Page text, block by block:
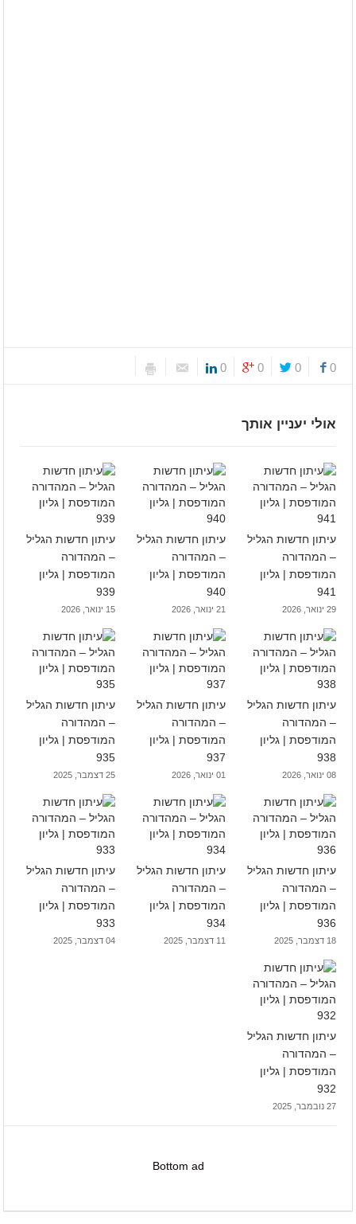
0
0
0
0
אולי יעניין אותך
עיתון חדשות הגליל
– המהדורה
המודפסת | גליון
941
29 ינואר, 2026
עיתון חדשות הגליל
– המהדורה
המודפסת | גליון
940
21 ינואר, 2026
עיתון חדשות הגליל
– המהדורה
המודפסת | גליון
939
15 ינואר, 2026
עיתון חדשות הגליל
– המהדורה
המודפסת | גליון
938
08 ינואר, 2026
עיתון חדשות הגליל
– המהדורה
המודפסת | גליון
937
01 ינואר, 2026
עיתון חדשות הגליל
– המהדורה
המודפסת | גליון
935
25 דצמבר, 2025
עיתון חדשות הגליל
– המהדורה
המודפסת | גליון
936
18 דצמבר, 2025
עיתון חדשות הגליל
– המהדורה
המודפסת | גליון
934
11 דצמבר, 2025
עיתון חדשות הגליל
– המהדורה
המודפסת | גליון
933
04 דצמבר, 2025
עיתון חדשות הגליל
– המהדורה
המודפסת | גליון
932
27 נובמבר, 2025
Bottom ad